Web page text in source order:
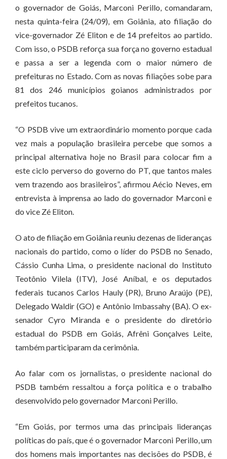
o governador de Goiás, Marconi Perillo, comandaram,
nesta quinta-feira (24/09), em Goiânia, ato filiação do
vice-governador Zé Eliton e de 14 prefeitos ao partido.
Com isso, o PSDB reforça sua força no governo estadual
e passa a ser a legenda com o maior número de
prefeituras no Estado. Com as novas filiações sobe para
81 dos 246 municípios goianos administrados por
prefeitos tucanos.
“O PSDB vive um extraordinário momento porque cada
vez mais a população brasileira percebe que somos a
principal alternativa hoje no Brasil para colocar fim a
este ciclo perverso do governo do PT, que tantos males
vem trazendo aos brasileiros”, afirmou Aécio Neves, em
entrevista à imprensa ao lado do governador Marconi e
do vice Zé Eliton.
O ato de filiação em Goiânia reuniu dezenas de lideranças
nacionais do partido, como o líder do PSDB no Senado,
Cássio Cunha Lima, o presidente nacional do Instituto
Teotônio Vilela (ITV), José Aníbal, e os deputados
federais tucanos Carlos Hauly (PR), Bruno Araújo (PE),
Delegado Waldir (GO) e Antônio Imbassahy (BA). O ex-
senador Cyro Miranda e o presidente do diretório
estadual do PSDB em Goiás, Afrêni Gonçalves Leite,
também participaram da cerimônia.
Ao falar com os jornalistas, o presidente nacional do
PSDB também ressaltou a força política e o trabalho
desenvolvido pelo governador Marconi Perillo.
“Em Goiás, por termos uma das principais lideranças
políticas do país, que é o governador Marconi Perillo, um
dos homens mais importantes nas decisões do PSDB, é